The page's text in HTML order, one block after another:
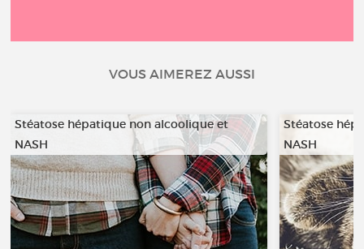
VOUS AIMEREZ AUSSI
Stéatose hépatique non alcoolique et
NASH
Stéatose
NASH